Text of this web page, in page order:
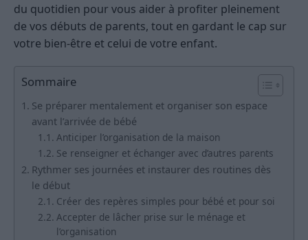
du quotidien pour vous aider à profiter pleinement
de vos débuts de parents, tout en gardant le cap sur
votre bien-être et celui de votre enfant.
Sommaire
Se préparer mentalement et organiser son espace
avant l’arrivée de bébé
Anticiper l’organisation de la maison
Se renseigner et échanger avec d’autres parents
Rythmer ses journées et instaurer des routines dès
le début
Créer des repères simples pour bébé et pour soi
Accepter de lâcher prise sur le ménage et
l’organisation